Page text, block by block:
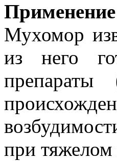
Применение
Мухомор
из него
при тяжелом